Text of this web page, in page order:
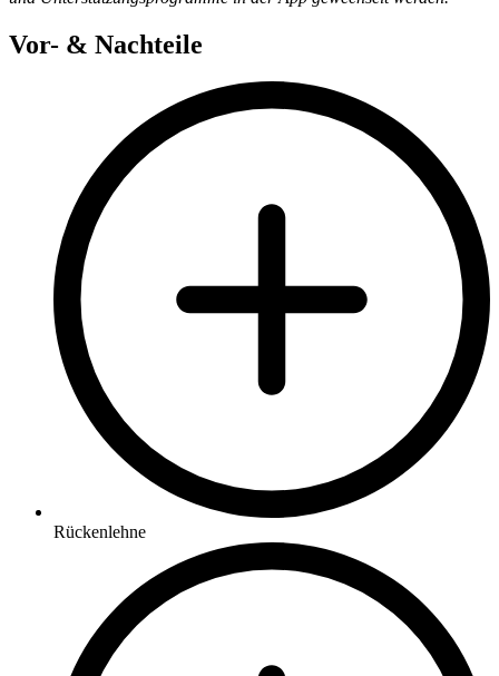
Vor- & Nachteile
Rückenlehne